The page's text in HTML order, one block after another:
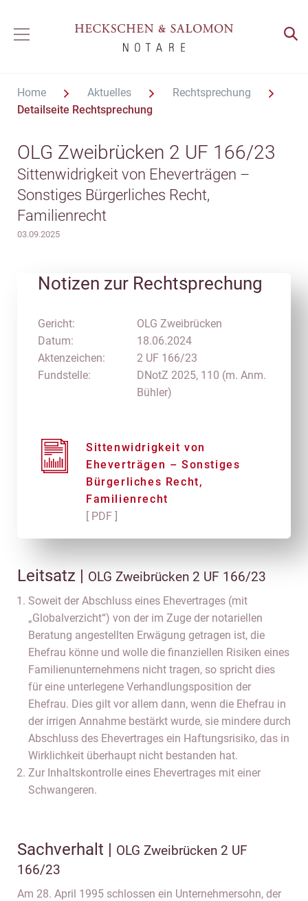
Home Aktuelles
Rechtsprechung
Detailseite Rechtsprechung
OLG Zweibrücken 2 UF 166/23
Sittenwidrigkeit von Eheverträgen –
Sonstiges Bürgerliches Recht,
Familienrecht
03.09.2025
Notizen zur Rechtsprechung
Gericht:
Datum:
Aktenzeichen:
Fundstelle:
OLG Zweibrücken
18.06.2024
2 UF 166/23
DNotZ 2025, 110 (m. Anm.
Bühler)
Sittenwidrigkeit von
Eheverträgen – Sonstiges
Bürgerliches Recht,
Familienrecht
[ PDF ]
Leitsatz | OLG Zweibrücken 2 UF 166/23
Soweit der Abschluss eines Ehevertrages (mit
„Globalverzicht“) von der im Zuge der notariellen
Beratung angestellten Erwägung getragen ist, die
Ehefrau könne und wolle die finanziellen Risiken eines
Familienunternehmens nicht tragen, so spricht dies
für eine unterlegene Verhandlungsposition der
Ehefrau. Dies gilt vor allem dann, wenn die Ehefrau in
der irrigen Annahme bestärkt wurde, sie mindere durch
Abschluss des Ehevertrages ein Haftungsrisiko, das in
Wirklichkeit überhaupt nicht bestanden hat.
Zur Inhaltskontrolle eines Ehevertrages mit einer
Schwangeren.
Sachverhalt | OLG Zweibrücken 2 UF
166/23
Am 28. April 1995 schlossen ein Unternehmersohn, der